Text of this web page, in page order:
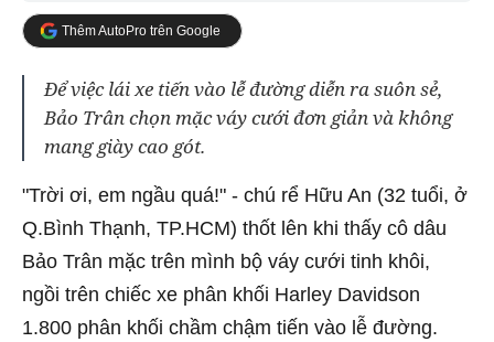
Thêm AutoPro trên Google
Để việc lái xe tiến vào lễ đường diễn ra suôn sẻ,
Bảo Trân chọn mặc váy cưới đơn giản và không
mang giày cao gót.
"Trời ơi, em ngầu quá!" - chú rể Hữu An (32 tuổi, ở
Q.Bình Thạnh, TP.HCM) thốt lên khi thấy cô dâu
Bảo Trân mặc trên mình bộ váy cưới tinh khôi,
ngồi trên chiếc xe phân khối Harley Davidson
1.800 phân khối chầm chậm tiến vào lễ đường.